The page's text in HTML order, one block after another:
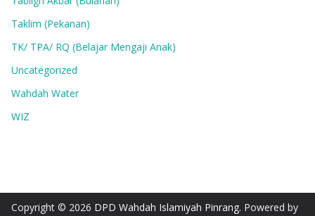
Taklim (Pekanan)
TK/ TPA/ RQ (Belajar Mengaji Anak)
Uncategorized
Wahdah Water
WIZ
Copyright © 2026 DPD Wahdah Islamiyah Pinrang. Powered by